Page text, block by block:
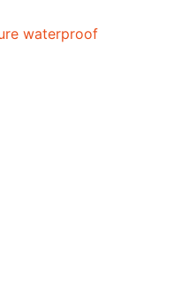
waterproof